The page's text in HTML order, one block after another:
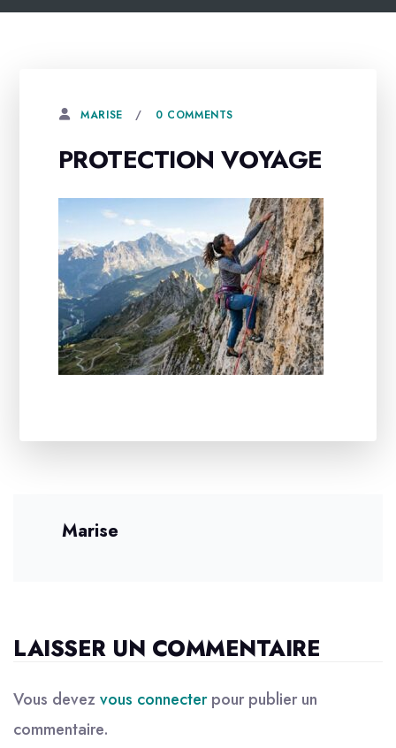
MARISE 0 COMMENTS
PROTECTION VOYAGE
Marise
LAISSER UN COMMENTAIRE
Vous devez vous connecterpour publier un
commentaire.